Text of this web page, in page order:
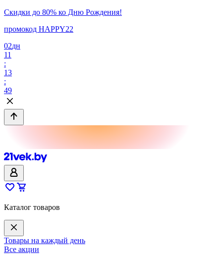
Скидки до 80% ко Дню Рождения!
промокод HAPPY22
02дн
11
:
13
:
49
Каталог товаров
Товары на каждый день
Все акции